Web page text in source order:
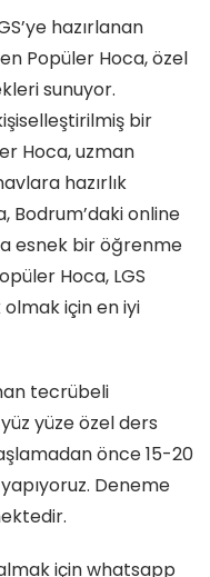
hazırlanan
Popüler Hoca, özel
sunuyor.
bir
Hoca, uzman
hazırlık
Bodrum’daki online
esnek bir öğrenme
Hoca, LGS
için en iyi
tecrübeli
yüze özel ders
önce 15-20
Deneme
almak için whatsapp